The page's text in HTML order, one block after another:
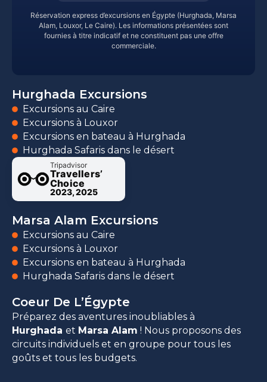
Réservation express d’excursions en Égypte (Hurghada, Marsa
Alam, Louxor, Le Caire). Les informations présentées sont
fournies à titre indicatif et ne constituent pas une offre
commerciale.
Hurghada Excursions
Excursions au Caire
Excursions à Louxor
Excursions en bateau à Hurghada
Hurghada Safaris dans le désert
Tripadvisor
Travellers’
Choice
2023, 2025
Marsa Alam Excursions
Excursions au Caire
Excursions à Louxor
Excursions en bateau à Hurghada
Hurghada Safaris dans le désert
Coeur De L’Égypte
Préparez des aventures inoubliables à
Hurghada et Marsa Alam ! Nous proposons des
circuits individuels et en groupe pour tous les
goûts et tous les budgets.